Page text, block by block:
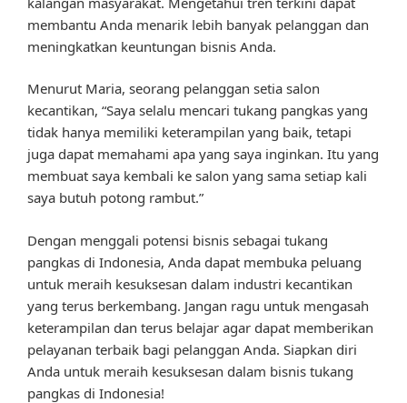
membantu Anda menarik lebih banyak pelanggan dan
meningkatkan keuntungan bisnis Anda.
Menurut Maria, seorang pelanggan setia salon
kecantikan, “Saya selalu mencari tukang pangkas yang
tidak hanya memiliki keterampilan yang baik, tetapi
juga dapat memahami apa yang saya inginkan. Itu yang
membuat saya kembali ke salon yang sama setiap kali
saya butuh potong rambut.”
Dengan menggali potensi bisnis sebagai tukang
pangkas di Indonesia, Anda dapat membuka peluang
untuk meraih kesuksesan dalam industri kecantikan
yang terus berkembang. Jangan ragu untuk mengasah
keterampilan dan terus belajar agar dapat memberikan
pelayanan terbaik bagi pelanggan Anda. Siapkan diri
Anda untuk meraih kesuksesan dalam bisnis tukang
pangkas di Indonesia!